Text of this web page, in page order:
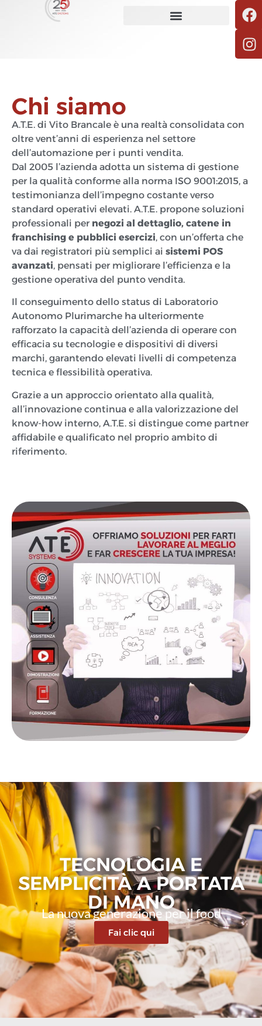
Chi siamo
A.T.E. di Vito Brancale è una realtà consolidata con
oltre vent’anni di esperienza nel settore
dell’automazione per i punti vendita.
Dal 2005 l’azienda adotta un sistema di gestione
per la qualità conforme alla norma ISO 9001:2015, a
testimonianza dell’impegno costante verso
standard operativi elevati. A.T.E. propone soluzioni
professionali per negozi al dettaglio, catene in
franchising e pubblici esercizi, con un’offerta che
va dai registratori più semplici ai sistemi POS
avanzati, pensati per migliorare l’efficienza e la
gestione operativa del punto vendita.
Il conseguimento dello status di Laboratorio
Autonomo Plurimarche ha ulteriormente
rafforzato la capacità dell’azienda di operare con
efficacia su tecnologie e dispositivi di diversi
marchi, garantendo elevati livelli di competenza
tecnica e flessibilità operativa.
Grazie a un approccio orientato alla qualità,
all’innovazione continua e alla valorizzazione del
know-how interno, A.T.E. si distingue come partner
affidabile e qualificato nel proprio ambito di
riferimento.
TECNOLOGIA E
SEMPLICITÀ A PORTATA
DI MANO
La nuova generazione per il food
Fai clic qui